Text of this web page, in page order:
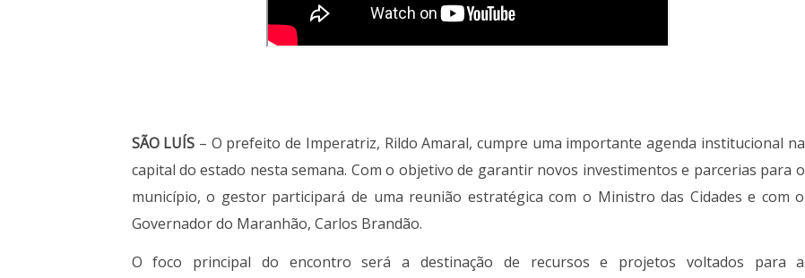
SÃO LUÍS – O prefeito de Imperatriz, Rildo Amaral, cumpre uma importante agenda institucional na
capital do estado nesta semana. Com o objetivo de garantir novos investimentos e parcerias para o
município, o gestor participará de uma reunião estratégica com o Ministro das Cidades e com o
Governador do Maranhão, Carlos Brandão.
O foco principal do encontro será a destinação de recursos e projetos voltados para a